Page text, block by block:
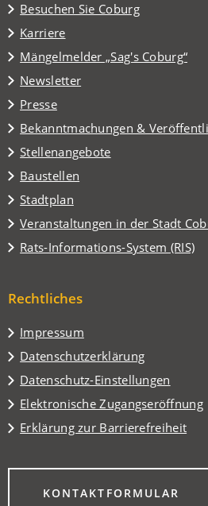
Besuchen Sie Coburg
(Öffnet
in
einem
neuen
Tab)
Karriere
Mängelmelder „Sag's Coburg“
(Öffnet
in
einem
neuen
Tab)
Newsletter
Presse
Bekanntmachungen &
Stellenangebote
Baustellen
Stadtplan
(Öffnet
in
einem
neuen
Veranstaltungen in der Stadt
(Öffnet
in
einem
Tab)
Rats-Informations-System (RIS)
(Öffnet
neuen
Rechtliches
Impressum
Datenschutzerklärung
Datenschutz-Einstellungen
Elektronische Zugangseröffnung
Erklärung zur Barrierefreiheit
KONTAKTFORMULAR
(ÖFFNET